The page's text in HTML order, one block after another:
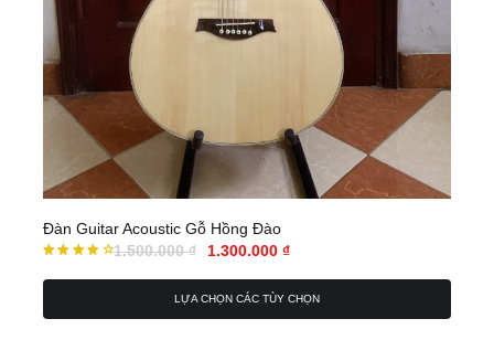
Đàn Guitar Acoustic Gỗ Hồng Đào
xếp
1.500.000₫ 1.300.000 ₫
LỰA CHỌN CÁC TÙY CHỌN